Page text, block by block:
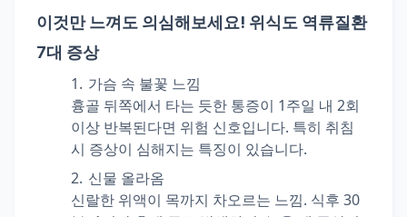
이것만 느껴도 의심해보세요! 위식도 역류질환
7대 증상
가슴 속 불꽃 느낌
흉골 뒤쪽에서 타는 듯한 통증이 1주일 내 2회
이상 반복된다면 위험 신호입니다. 특히 취침
시 증상이 심해지는 특징이 있습니다.
신물 올라옴
신랄한 위액이 목까지 차오르는 느낌. 식후 30